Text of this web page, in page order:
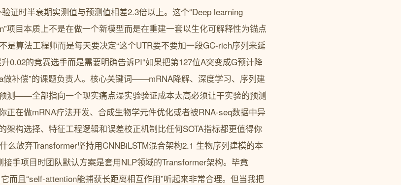
证时半衰期实测值与预测值相差2.3倍以上。这个“Deep learning
项目本质上不是在做一个新模型而是在重建一套以生化可解释性为锚点
是算法工程师而是每天要决定“这个UTR要不要加一段GC-rich序列来延
0.02的竞赛选手而是需要明确告诉PI“如果把第127位A突变成G预计降
做补偿”的课题负责人。核心关键词——mRNA降解、深度学习、序列建
测——全部指向一个现实痛点湿实验验证成本太高必须让干实验的预测
正在做mRNA疗法开发、合成生物学元件优化或者被RNA-seq数据中异
架构选择、特征工程逻辑和误差校正机制比任何SOTA指标都更值得你
么放弃Transformer坚持用CNNBiLSTM混合架构2.1 生物序列建模的本
手项目时团队默认方案是套用NLP领域的Transformer架构。毕竟
而且“self-attention能捕获长距离相互作用”听起来非常合理。但当我把